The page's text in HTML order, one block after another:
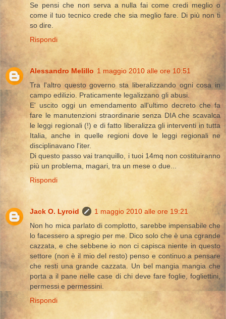
Se pensi che non serva a nulla fai come credi meglio o
come il tuo tecnico crede che sia meglio fare. Di più non ti
so dire.
Rispondi
Alessandro Melillo 1 maggio 2010 alle ore 10:51
Tra l'altro questo governo sta liberalizzando ogni cosa in
campo edilizio. Praticamente legalizzano gli abusi.
E' uscito oggi un emendamento all'ultimo decreto che fa
fare le manutenzioni straordinarie senza DIA che scavalca
le leggi regionali (!) e di fatto liberalizza gli interventi in tutta
Italia, anche in quelle regioni dove le leggi regionali ne
disciplinavano l'iter.
Di questo passo vai tranquillo, i tuoi 14mq non costituiranno
più un problema, magari, tra un mese o due...
Rispondi
Jack O. Lyroid
1 maggio 2010 alle ore 19:21
Non ho mica parlato di complotto, sarebbe impensabile che
lo facessero a spregio per me. Dico solo che è una cgrande
cazzata, e che sebbene io non ci capisca niente in questo
settore (non è il mio del resto) penso e continuo a pensare
che resti una grande cazzata. Un bel mangia mangia che
porta a il pane nelle case di chi deve fare foglie, fogliettini,
permessi e permessini.
Rispondi